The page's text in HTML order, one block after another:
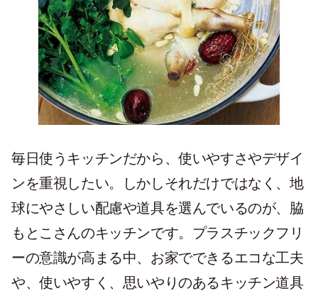
毎日使うキッチンだから、使いやすさやデザイ
ンを重視したい。しかしそれだけではなく、地
球にやさしい配慮や道具を選んでいるのが、脇
もとこさんのキッチンです。プラスチックフリ
ーの意識が高まる中、お家でできるエコな工夫
や、使いやすく、思いやりのあるキッチン道具